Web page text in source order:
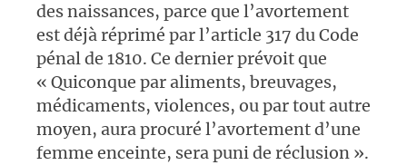
des naissances, parce que l’avortement
est déjà réprimé par l’article 317 du Code
pénal de 1810. Ce dernier prévoit que
« Quiconque par aliments, breuvages,
médicaments, violences, ou par tout autre
moyen, aura procuré l’avortement d’une
femme enceinte, sera puni de réclusion ».